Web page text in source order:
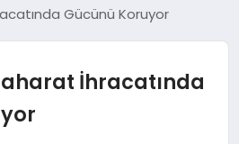
Gücünü Koruyor
İhracatında